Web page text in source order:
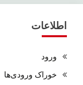
اطلاعات
ورود
خوراک ورودی‌ها